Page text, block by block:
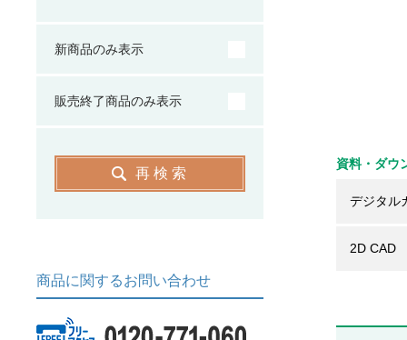
資料・ダウ
デジタル
2D CAD
新商品のみ表示
販売終了商品のみ表示
再検索
商品に関するお問い合わせ